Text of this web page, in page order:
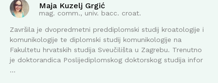
Maja Kuzelj Grgić
mag. comm., univ. bacc. croat.
Završila je dvopredmetni preddiplomski studij kroatologije i
komunikologije te diplomski studij komunikologije na
Fakultetu hrvatskih studija Sveučilišta u Zagrebu. Trenutno
je doktorandica Poslijediplomskog doktorskog studija infor
...